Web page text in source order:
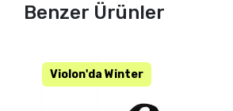
Benzer Ürünler